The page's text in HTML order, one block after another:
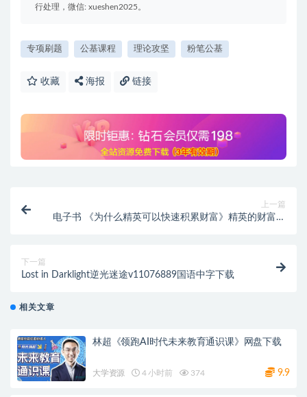
行处理，微信: xueshen2025。
专项刷题 公基课程 理论攻坚 粉笔公基
收藏 海报 链接
上一篇
电子书 《为什么精英可以快速积累财富》精英的财富思
下一篇
Lost in Darklight逆光迷途v11076889国语中字下载
相关文章
林超《领跑AI时代未来教育通识课》网盘下载
大学资源 4 小时前 374 9.9